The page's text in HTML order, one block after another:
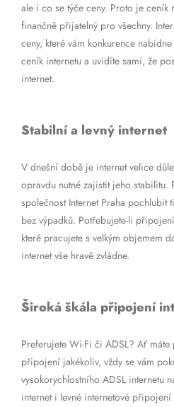
ale i co se týče ceny. Proto je ceník
finančně přijatelný pro všechny.
ceny, které vám konkurence
ceník internetu a uvidíte sami, že
internet.
Stabilní a levný internet
V dnešní době je internet velice
opravdu nutné zajistit jeho stabilitu.
společnost Internet Praha pochlubit
bez výpadků. Potřebujete-li
které pracujete s velkým objemem
internet vše hravě zvládne.
Široká škála připojení
Preferujete Wi-Fi či ADSL? Ať
připojení jakékoliv, vždy se vám
vysokorychlostního ADSL internetu
internet i levné internetové